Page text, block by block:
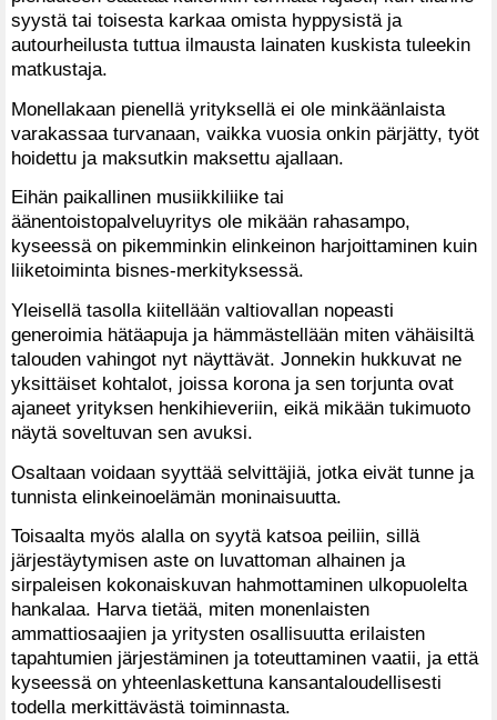
syystä tai toisesta karkaa omista hyppysistä ja
autourheilusta tuttua ilmausta lainaten kuskista tuleekin
matkustaja.
Monellakaan pienellä yrityksellä ei ole minkäänlaista
varakassaa turvanaan, vaikka vuosia onkin pärjätty, työt
hoidettu ja maksutkin maksettu ajallaan.
Eihän paikallinen musiikkiliike tai
äänentoistopalveluyritys ole mikään rahasampo,
kyseessä on pikemminkin elinkeinon harjoittaminen kuin
liiketoiminta bisnes-merkityksessä.
Yleisellä tasolla kiitellään valtiovallan nopeasti
generoimia hätäapuja ja hämmästellään miten vähäisiltä
talouden vahingot nyt näyttävät. Jonnekin hukkuvat ne
yksittäiset kohtalot, joissa korona ja sen torjunta ovat
ajaneet yrityksen henkihieveriin, eikä mikään tukimuoto
näytä soveltuvan sen avuksi.
Osaltaan voidaan syyttää selvittäjiä, jotka eivät tunne ja
tunnista elinkeinoelämän moninaisuutta.
Toisaalta myös alalla on syytä katsoa peiliin, sillä
järjestäytymisen aste on luvattoman alhainen ja
sirpaleisen kokonaiskuvan hahmottaminen ulkopuolelta
hankalaa. Harva tietää, miten monenlaisten
ammattiosaajien ja yritysten osallisuutta erilaisten
tapahtumien järjestäminen ja toteuttaminen vaatii, ja että
kyseessä on yhteenlaskettuna kansantaloudellisesti
todella merkittävästä toiminnasta.